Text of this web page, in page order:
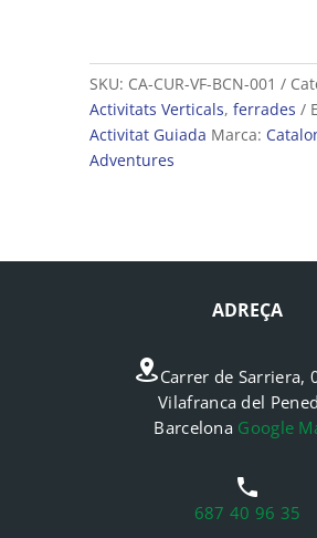
SKU: CA-CUR-VF-BCN-001
Activitats Verticals, ferrades
Activitat Guiada Marca:
Adventures
ADREÇA
Carrer de Sarriera,
Vilafranca del
Barcelona Google
687 40 96 35